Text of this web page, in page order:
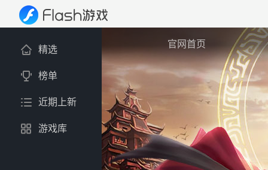
官网首页
精选
榜单
近期上新
游戏库